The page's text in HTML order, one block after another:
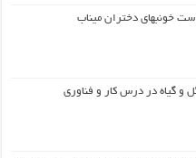
خونبهای دختران میناب
و گیاه در درس کار و فناوری